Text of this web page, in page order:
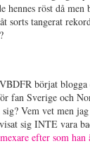
hennes röst då
sorts tangerat
börjat
fan Sverige och
Vem vet men
visat sig INTE vara
efter som han